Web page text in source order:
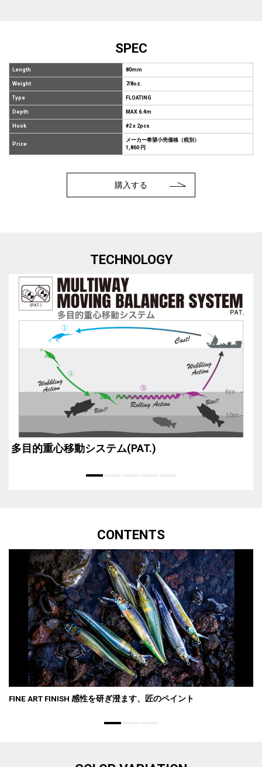
SPEC
Length 80mm
Weight 7/8oz.
Type FLOATING
Depth MAX 6.4m
Hook #2 x 2pcs
Price
メーカー希望小売価格（税別）
1,860 円
購入する
TECHNOLOGY
多目的重心移動システム(PAT.)
CONTENTS
FINE ART FINISH 感性を研ぎ澄ます、匠のペイント